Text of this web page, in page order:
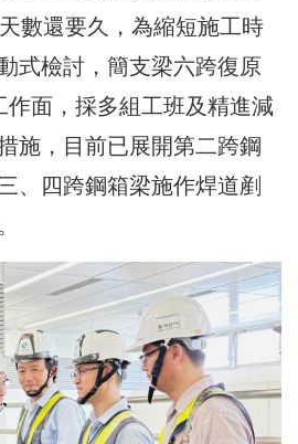
數還要久，為縮短施工時
式檢討，簡支梁六跨復原
作面，採多組工班及精進減
施，目前已展開第二跨鋼
、四跨鋼箱梁施作焊道剷